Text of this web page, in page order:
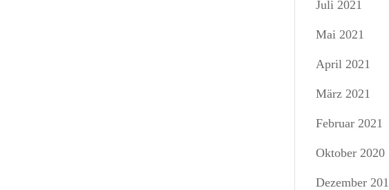
Juli 2021
Mai 2021
April 2021
März 2021
Februar 2021
Oktober 2020
Dezember